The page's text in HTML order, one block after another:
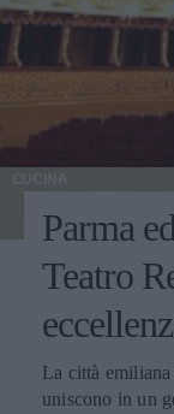
CUCINA
Parma
Teatro
La città
uniscono in un